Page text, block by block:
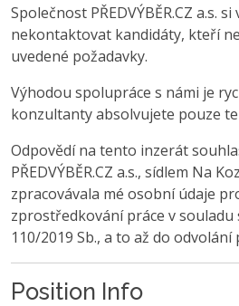
Společnost PŘEDVÝBĚR.CZ a.s.
nekontaktovat kandidáty, kteří
uvedené požadavky.
Výhodou spolupráce s námi je
konzultanty absolvujete pouze
Odpovědí na tento inzerát
PŘEDVÝBĚR.CZ a.s., sídlem Na
zpracovávala mé osobní údaje
zprostředkování práce v souladu
110/2019 Sb., a to až do
Position Info